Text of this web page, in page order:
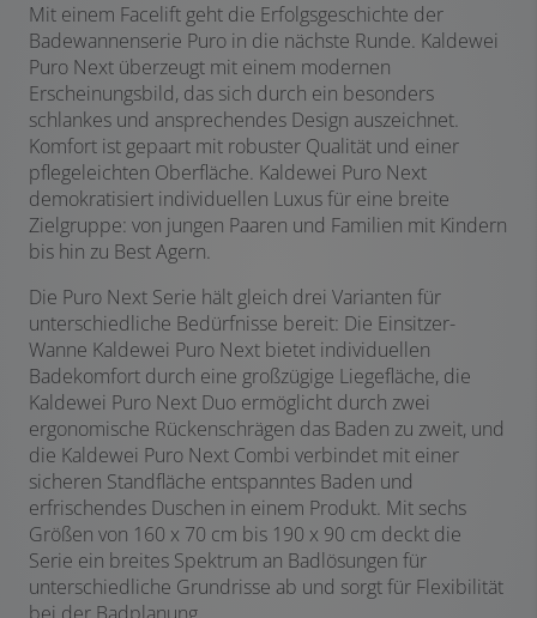
Mit einem Facelift geht die Erfolgsgeschichte der
Badewannenserie Puro in die nächste Runde. Kaldewei
Puro Next überzeugt mit einem modernen
Erscheinungsbild, das sich durch ein besonders
schlankes und ansprechendes Design auszeichnet.
Komfort ist gepaart mit robuster Qualität und einer
pflegeleichten Oberfläche. Kaldewei Puro Next
demokratisiert individuellen Luxus für eine breite
Zielgruppe: von jungen Paaren und Familien mit Kindern
bis hin zu Best Agern.
Die Puro Next Serie hält gleich drei Varianten für
unterschiedliche Bedürfnisse bereit: Die Einsitzer-
Wanne Kaldewei Puro Next bietet individuellen
Badekomfort durch eine großzügige Liegefläche, die
Kaldewei Puro Next Duo ermöglicht durch zwei
ergonomische Rückenschrägen das Baden zu zweit, und
die Kaldewei Puro Next Combi verbindet mit einer
sicheren Standfläche entspanntes Baden und
erfrischendes Duschen in einem Produkt. Mit sechs
Größen von 160 x 70 cm bis 190 x 90 cm deckt die
Serie ein breites Spektrum an Badlösungen für
unterschiedliche Grundrisse ab und sorgt für Flexibilität